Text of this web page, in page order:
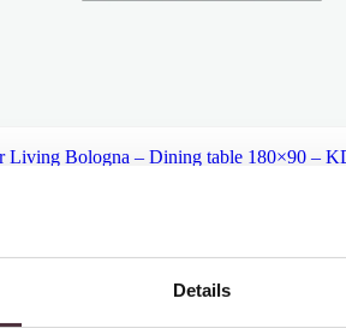
Details
Living Bologna – Dining table 180×90 –